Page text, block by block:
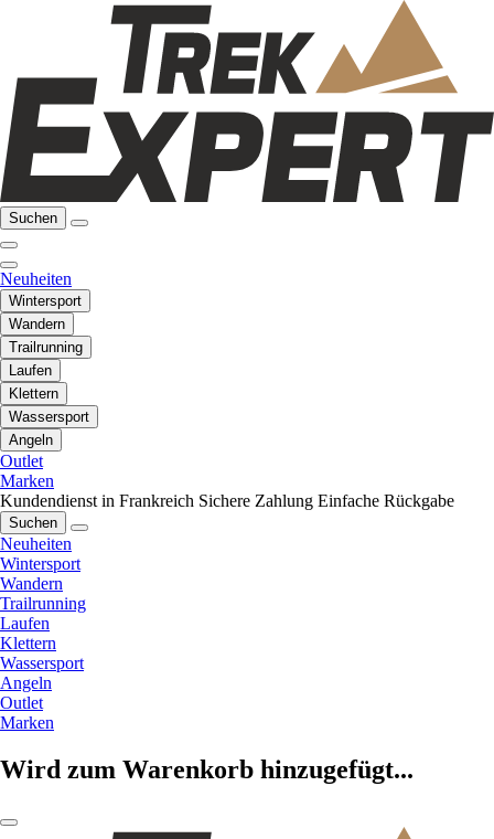
Suchen
Neuheiten
Wintersport
Wandern
Trailrunning
Laufen
Klettern
Wassersport
Angeln
Outlet
Marken
Kundendienst in Frankreich Sichere Zahlung Einfache Rückgabe
Suchen
Neuheiten
Wintersport
Wandern
Trailrunning
Laufen
Klettern
Wassersport
Angeln
Outlet
Marken
Wird zum Warenkorb hinzugefügt...